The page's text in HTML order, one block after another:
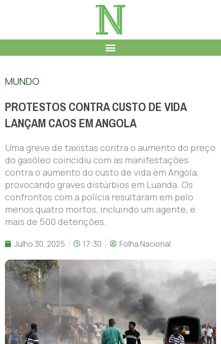
MUNDO
PROTESTOS CONTRA CUSTO DE VIDA
LANÇAM CAOS EM ANGOLA
Uma greve de taxistas contra o aumento do preço
do gasóleo coincidiu com as manifestações
contra o aumento do custo de vida em Angola,
provocando graves distúrbios em Luanda. Os
confrontos com a polícia resultaram em pelo
menos quatro mortos, incluindo um agente, e
mais de 500 detenções.
Julho 30, 2025 17:30 Folha Nacional